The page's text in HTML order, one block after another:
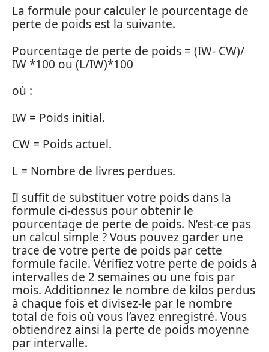
La formule pour calculer le pourcentage de
perte de poids est la suivante.
Pourcentage de perte de poids = (IW- CW)/
IW *100 ou (L/IW)*100
où :
IW = Poids initial.
CW = Poids actuel.
L = Nombre de livres perdues.
Il suffit de substituer votre poids dans la
formule ci-dessus pour obtenir le
pourcentage de perte de poids. N’est-ce pas
un calcul simple ? Vous pouvez garder une
trace de votre perte de poids par cette
formule facile. Vérifiez votre perte de poids à
intervalles de 2 semaines ou une fois par
mois. Additionnez le nombre de kilos perdus
à chaque fois et divisez-le par le nombre
total de fois où vous l’avez enregistré. Vous
obtiendrez ainsi la perte de poids moyenne
par intervalle.